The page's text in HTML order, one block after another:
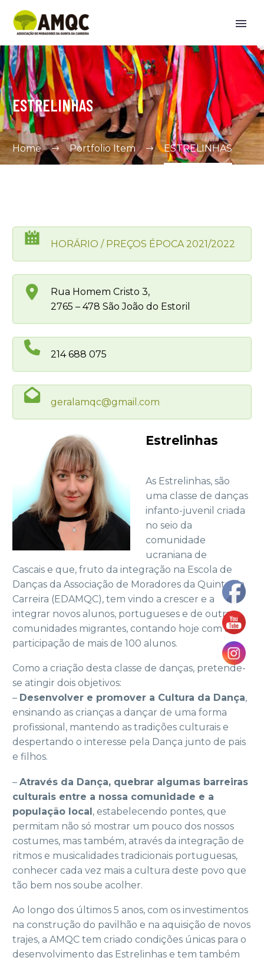
ESTRELINHAS
Home Portfolio Item ESTRELINHAS
HORÁRIO / PREÇOS ÉPOCA 2021/2022
Rua Homem Cristo 3,
2765 – 478 São João do Estoril
214 688 075
geralamqc@gmail.com
Estrelinhas
As Estrelinhas, são
uma classe de danças
infanto-juvenil criada
no seio da
comunidade
ucraniana de
Cascais e que, fruto da integração na Escola de
Danças da Associação de Moradores da Quinta da
Carreira (EDAMQC), tem vindo a crescer e a
integrar novos alunos, portugueses e de outras
comunidades migrantes, contando hoje com a
participação de mais de 100 alunos.
Como a criação desta classe de danças, pretende-
se atingir dois objetivos:
– Desenvolver e promover a Cultura da Dança,
ensinando as crianças a dançar de uma forma
profissional, mantendo as tradições culturais e
despertando o interesse pela Dança junto de pais
e filhos.
– Através da Dança, quebrar algumas barreiras
culturais entre a nossa comunidade e a
população local, estabelecendo pontes, que
permitam não só mostrar um pouco dos nossos
costumes, mas também, através da integração de
ritmos e musicalidades tradicionais portuguesas,
conhecer cada vez mais a cultura deste povo que
tão bem nos soube acolher.
Ao longo dos últimos 5 anos, com os investimentos
na construção do pavilhão e na aquisição de novos
trajes, a AMQC tem criado condições únicas para o
desenvolvimento das Estrelinhas e tem também